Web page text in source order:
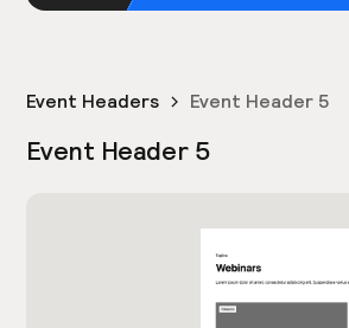
Event Headers Event Header 5
Event Header 5